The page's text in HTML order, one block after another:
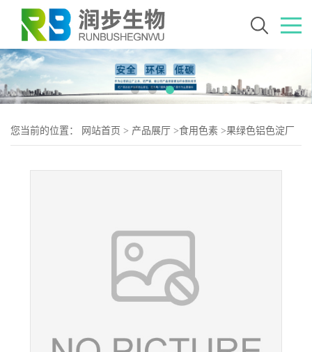
您当前的位置： 网站首页 > 产品展厅 >食用色素 >果绿色铝色淀厂